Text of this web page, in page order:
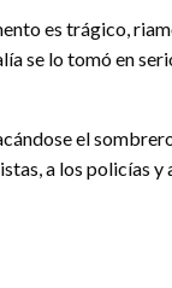
es trágico,
se lo tomó en
el
a los policías y